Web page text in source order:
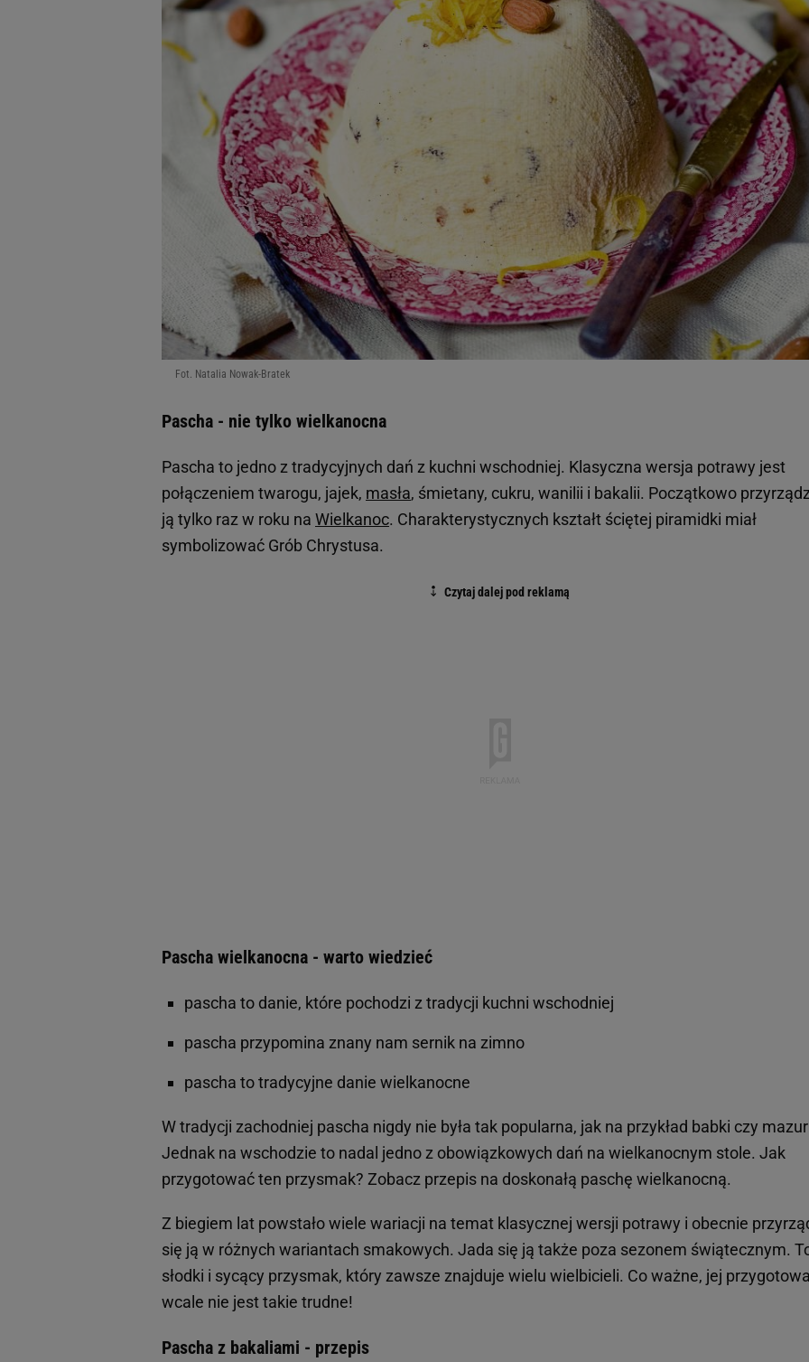
Fot. Natalia Nowak-Bratek
Pascha - nie tylko wielkanocna
Pascha to jedno z tradycyjnych dań z kuchni wschodniej. Klasyczna wersja potrawy jest
połączeniem twarogu, jajek, masła, śmietany, cukru, wanilii i bakalii. Początkowo
ją tylko raz w roku na Wielkanoc. Charakterystycznych kształt ściętej piramidki miał
symbolizować Grób Chrystusa.
Pascha wielkanocna - warto wiedzieć
pascha to danie, które pochodzi z tradycji kuchni wschodniej
pascha przypomina znany nam sernik na zimno
pascha to tradycyjne danie wielkanocne
W tradycji zachodniej pascha nigdy nie była tak popularna, jak na przykład babki czy
Jednak na wschodzie to nadal jedno z obowiązkowych dań na wielkanocnym stole. Jak
przygotować ten przysmak? Zobacz przepis na doskonałą paschę wielkanocną.
Z biegiem lat powstało wiele wariacji na temat klasycznej wersji potrawy i obecnie
się ją w różnych wariantach smakowych. Jada się ją także poza sezonem świątecznym.
słodki i sycący przysmak, który zawsze znajduje wielu wielbicieli. Co ważne, jej
wcale nie jest takie trudne!
Pascha z bakaliami - przepis